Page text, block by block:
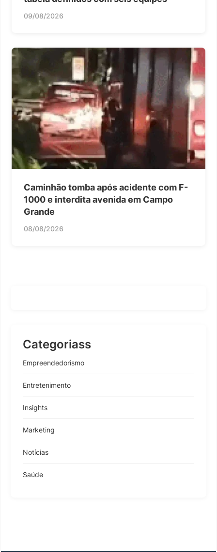
09/08/2026
Caminhão tomba após acidente com F-
1000 e interdita avenida em Campo
Grande
08/08/2026
Categoriass
Empreendedorismo
Entretenimento
Insights
Marketing
Notícias
Saúde